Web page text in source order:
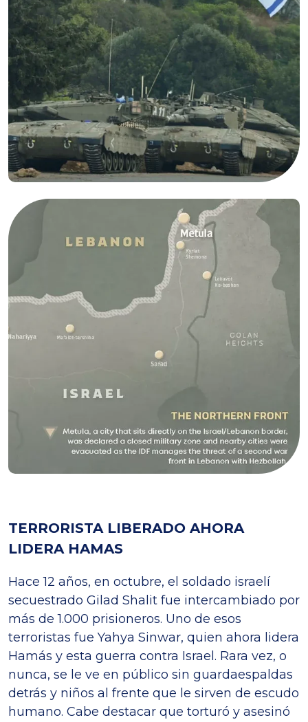
TERRORISTA LIBERADO AHORA
LIDERA HAMAS
Hace 12 años, en octubre, el soldado israelí
secuestrado Gilad Shalit fue intercambiado por
más de 1.000 prisioneros. Uno de esos
terroristas fue Yahya Sinwar, quien ahora lidera
Hamás y esta guerra contra Israel. Rara vez, o
nunca, se le ve en público sin guardaespaldas
detrás y niños al frente que le sirven de escudo
humano. Cabe destacar que torturó y asesinó